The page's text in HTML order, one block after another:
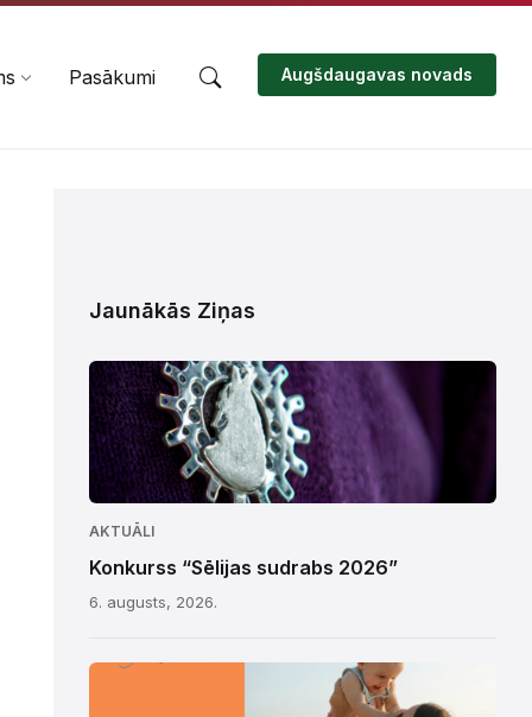
Pasākumi Augšdaugavas novads
Jaunākās Ziņas
AKTUĀLI
Konkurss “Sēlijas sudrabs 2026”
6. augusts, 2026.